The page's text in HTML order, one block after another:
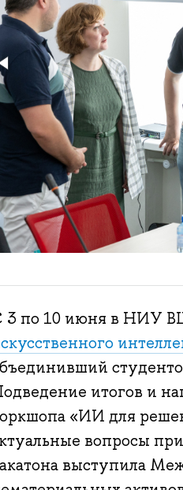
3 по 10 июня в НИУ
итогов и
«ИИ для
вопросы
выступила